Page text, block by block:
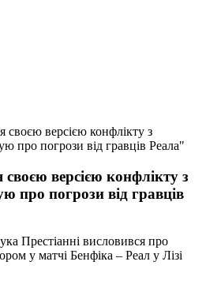
своєю версією конфлікту з
про погрози від гравців Реала"
своєю версією конфлікту з
про погрози від гравців
Престіанні висловився про
у матчі Бенфіка – Реал у Лізі